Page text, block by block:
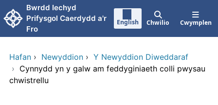
Neidio i'r prif gynnwy
Bwrdd Iechyd
Prifysgol Caerdydd a'r
Fro
English Chwilio Cwymplen
Hafan › Newyddion › Y Newyddion Diweddaraf
› Cynnydd yn y galw am feddyginiaeth colli pwysau
chwistrellu